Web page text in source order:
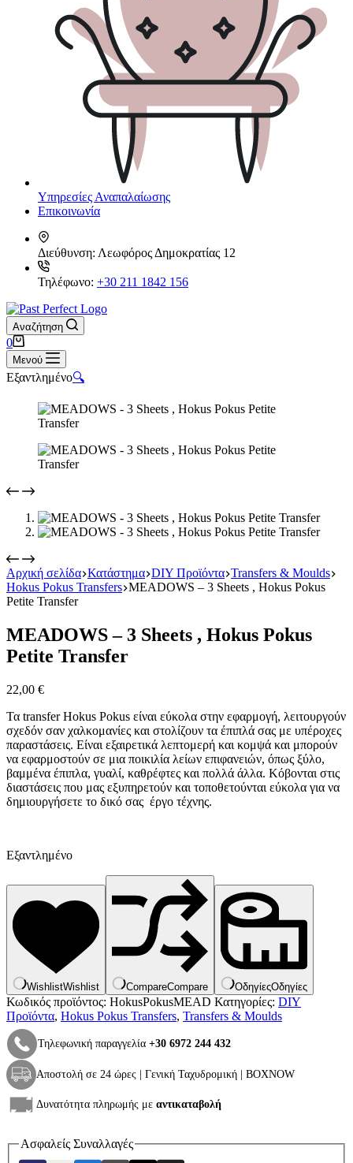
Υπηρεσίες Αναπαλαίωσης
Επικοινωνία
Διεύθυνση: Λεωφόρος Δημοκρατίας 12
Τηλέφωνο: +30 211 1842 156
Αναζήτηση
Καλάθι
Αγορών
0
Μενού
Εξαντλημένο🔍
Αρχική σελίδα Κατάστημα DIY Προϊόντα Transfers & Moulds
Hokus Pokus Transfers MEADOWS – 3 Sheets , Hokus Pokus
Petite Transfer
MEADOWS – 3 Sheets , Hokus Pokus
Petite Transfer
22,00 €
Τα transfer Hokus Pokus είναι εύκολα στην εφαρμογή, λειτουργούν
σχεδόν σαν χαλκομανίες και στολίζουν τα έπιπλά σας με υπέροχες
παραστάσεις. Είναι εξαιρετικά λεπτομερή και κομψά και μπορούν
να εφαρμοστούν σε μια ποικιλία λείων επιφανειών, όπως ξύλο,
βαμμένα έπιπλα, γυαλί, καθρέφτες και πολλά άλλα. Κόβονται στις
διαστάσεις που μας εξυπηρετούν και τοποθετούνται εύκολα για να
δημιουργήσετε το δικό σας έργο τέχνης.
Εξαντλημένο
WishlistWishlist CompareCompare ΟδηγίεςΟδηγίες
Κωδικός προϊόντος: HokusPokusMEAD Κατηγορίες: DIY
Προϊόντα, Hokus Pokus Transfers, Transfers & Moulds
Τηλεφωνική παραγγελία +30 6972 244 432
Αποστολή σε 24 ώρες | Γενική Ταχυδρομική | BOXNOW
Δυνατότητα πληρωμής με αντικαταβολή
Ασφαλείς Συναλλαγές